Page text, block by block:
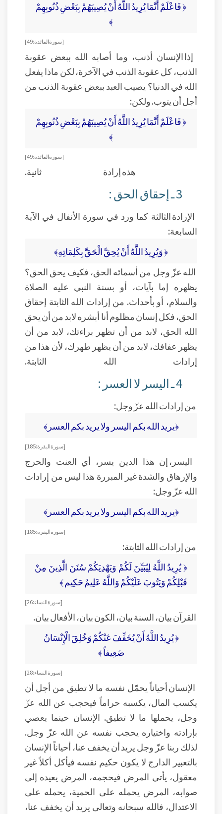
﴿ فَاعْلَمْ أَنَّمَا يُرِيدُ اللَّهُ أَنْ يُصِيبَهُمْ بِبَعْضِ ذُنُوبِهِمْ
﴾
[ سورة المائدة: 49]
إذا الإنسان أذنب، وما أصابه الله ببعض عقوبة
الذنب، كل عقوبة الذنب في الآخرة، لكن ماذا يفعل
الله في الدنيا؟ يصيب العبد ببعض عقوبة الذنب من
أجل أن يتوب. ولكن:
﴿ فَاعْلَمْ أَنَّمَا يُرِيدُ اللَّهُ أَنْ يُصِيبَهُمْ بِبَعْضِ ذُنُوبِهِمْ
﴾
[ سورة المائدة: 49]
هذه إرادة ثانية.
3 ـ إحقاق الحق :
الإرادة الثالثة كما ورد في سورة الأنفال في الآية
السابعة:
﴿ وَيُرِيدُ اللَّهُ أَنْ يُحِقَّ الْحَقَّ بِكَلِمَاتِهِ﴾
الله عزّ وجل من أسمائه الحق، فكيف يحق الحق؟
يظهره إما بآيات، أو بسنة النبي عليه الصلاة
والسلام، أو بأحداث. من إرادات الله الثابتة إحقاق
الحق، فكل إنسان مظلوم أنا أبشره لابد من أن يحق
الله الحق، لابد من أن تظهر براءتك، لابد من أن
يظهر عفافك، لابد من أن يظهر طهرك، لأن هذا من
إرادات الله الثابتة.
4 ـ اليسر لا العسر :
من إرادات الله عزّ وجل:
﴿يريد الله بكم اليسر ولا يريد بكم العسر﴾
[سورة البقرة: 185]
اليسر، إن هذا الدين يسر، أي العنت والحرج
والإرهاق والشدة غير المبررة هذا ليس من إرادات
الله عزّ وجل:
﴿يريد الله بكم اليسر ولا يريد بكم العسر﴾
[سورة البقرة: 185]
من إرادات الله الثابتة:
﴿ يُرِيدُ اللَّهُ لِيُبَيِّنَ لَكُمْ وَيَهْدِيَكُمْ سُنَنَ الَّذِينَ مِنْ
قَبْلِكُمْ وَيَتُوبَ عَلَيْكُمْ وَاللَّهُ عَلِيمٌ حَكِيم ﴾
[سورة النساء: 26]
القرآن بيان، السنة بيان، الكون بيان، الأفعال بيان.
﴿ يُرِيدُ اللَّهُ أَنْ يُخَفِّفَ عَنْكُمْ وَخُلِقَ الْإِنْسَانُ
ضَعِيفاً ﴾
[سورة النساء: 28]
الإنسان أحياناً يحمّل نفسه ما لا تطيق من أجل أن
يكسب المال، يكسبه حراماً فيحجب عن الله عزّ
وجل، يحملها ما لا تطيق. الإنسان حينما يعصي
بإرادته واختياره يحجب نفسه عن الله عزّ وجل.
لذلك ربنا عزّ وجل يريد أن يخفف عنا، أحياناً الإنسان
بالتعبير الدارج لا يكون حكيم نفسه فيأكل أكلاً غير
معقول، يأتي المرض فيحجمه، المرض يعيده إلى
صوابه، المرض يحمله على الحمية، يحمله على
الاعتدال، فالله سبحانه وتعالى يريد أن يخفف عنا،